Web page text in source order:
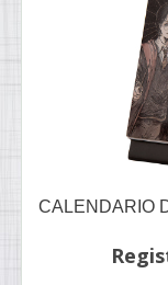
CALENDARIO